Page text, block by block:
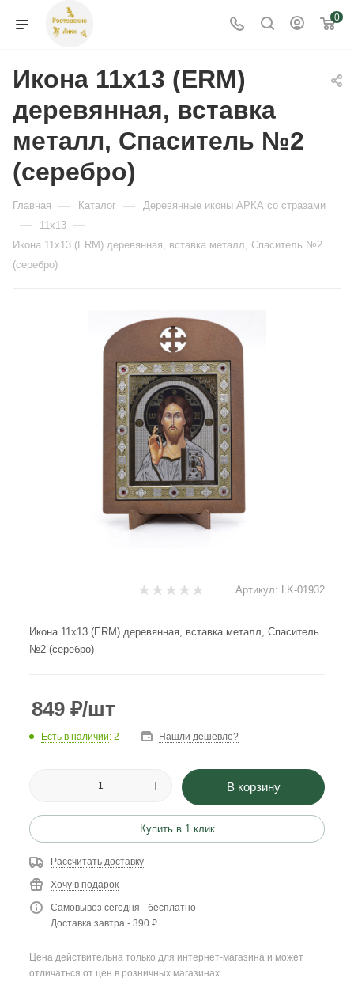
0
Икона 11x13 (ERM)
деревянная, вставка
металл, Спаситель №2
(серебро)
Главная — Каталог — Деревянные иконы АРКА со стразами
— 11x13 —
Икона 11x13 (ERM) деревянная, вставка металл, Спаситель №2
(серебро)
Артикул: LK-01932
Икона 11x13 (ERM) деревянная, вставка металл, Спаситель
№2 (серебро)
849 ₽/шт
Есть в наличии: 2 Нашли дешевле?
В корзину
Купить в 1 клик
Рассчитать доставку
Хочу в подарок
Самовывоз сегодня - бесплатно
Доставка завтра - 390 ₽
Цена действительна только для интернет-магазина и может
отличаться от цен в розничных магазинах